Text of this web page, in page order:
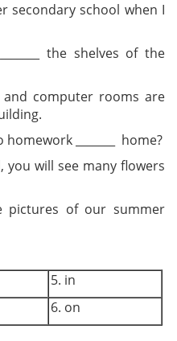
secondary school when I
the shelves of the
and computer rooms are
_______ home?
you will see many flowers
pictures of our summer
5. in
6. on